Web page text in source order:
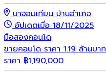
นาจอมเทียน บ้านอำเภอ
อัปเดตเมื่อ 18/11/2025
มือสองคอนโด
ขายคอนโด ราคา 1.19 ล้านบา
ราคา ฿1,190,000